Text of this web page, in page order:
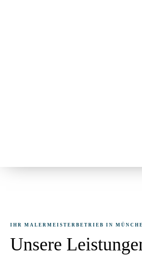
IHR MALERMEISTERBETRIEB IN
Unsere